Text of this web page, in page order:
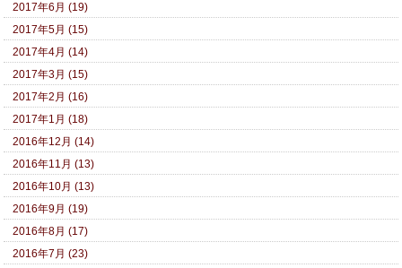
2017年6月 (19)
2017年5月 (15)
2017年4月 (14)
2017年3月 (15)
2017年2月 (16)
2017年1月 (18)
2016年12月 (14)
2016年11月 (13)
2016年10月 (13)
2016年9月 (19)
2016年8月 (17)
2016年7月 (23)